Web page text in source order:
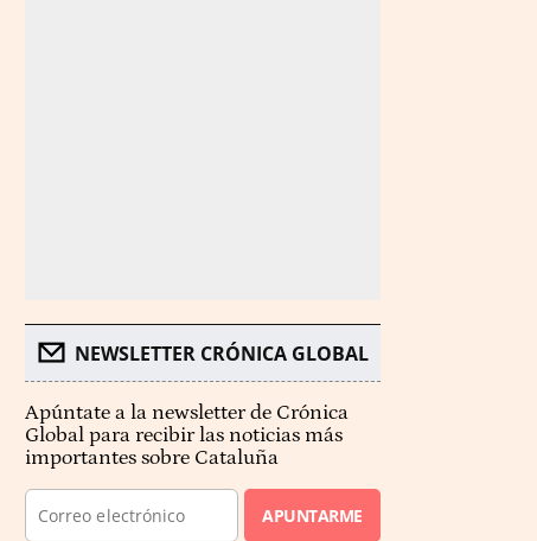
NEWSLETTER CRÓNICA GLOBAL
Apúntate a la newsletter de Crónica
Global para recibir las noticias más
importantes sobre Cataluña
APUNTARME